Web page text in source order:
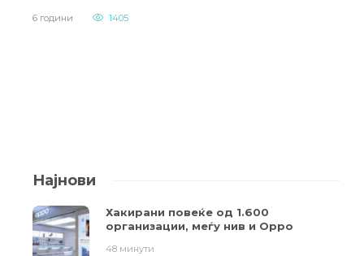
6 години 1405
Најнови
Хакирани повеќе од 1.600
организации, меѓу нив и Oppo
48 минути